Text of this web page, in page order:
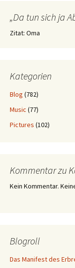
„Da tun sich ja
Zitat: Oma
Kategorien
Blog (782)
Music (77)
Pictures (102)
Kommentar zu
Kein Kommentar.
Blogroll
Das Manifest des